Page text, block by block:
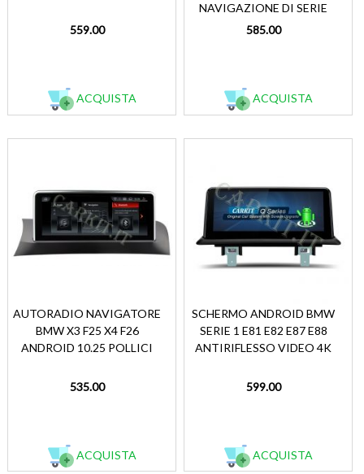
559.00
ACQUISTA
NAVIGAZIONE DI SERIE
585.00
ACQUISTA
AUTORADIO NAVIGATORE
BMW X3 F25 X4 F26
ANDROID 10.25 POLLICI
535.00
ACQUISTA
SCHERMO ANDROID BMW
SERIE 1 E81 E82 E87 E88
ANTIRIFLESSO VIDEO 4K
599.00
ACQUISTA